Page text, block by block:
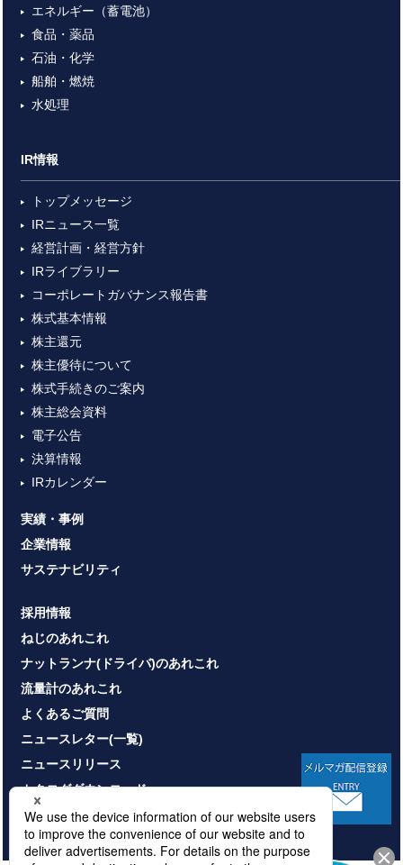
エネルギー（蓄電池）
食品・薬品
石油・化学
船舶・燃焼
水処理
IR情報
トップメッセージ
IRニュース一覧
経営計画・経営方針
IRライブラリー
コーポレートガバナンス報告書
株式基本情報
株主還元
株主優待について
株式手続きのご案内
株主総会資料
電子公告
決算情報
IRカレンダー
実績・事例
企業情報
サステナビリティ
採用情報
ねじのあれこれ
ナットランナ(ドライバ)のあれこれ
流量計のあれこれ
よくあるご質問
ニュースレター(一覧)
ニュースリリース
カタログダウンロード
お問い合わせ